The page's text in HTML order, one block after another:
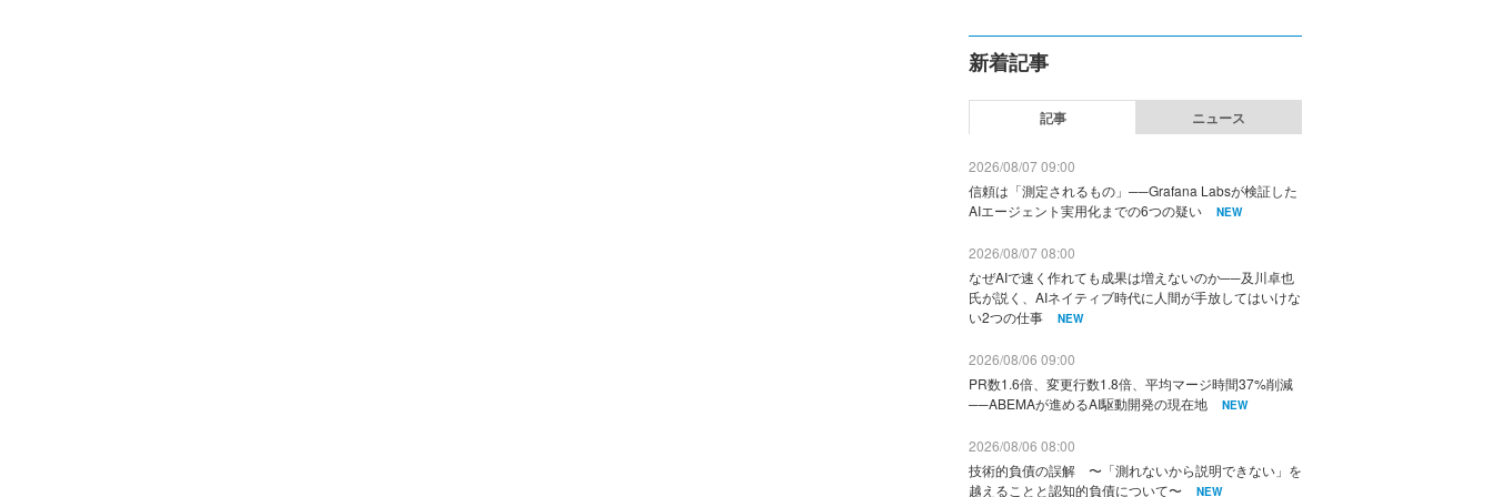
新着記事
記事 ニュース
2026/08/07 09:00
信頼は「測定されるもの」──Grafana Labsが検証した
AIエージェント実用化までの6つの疑い
NEW
2026/08/07 08:00
なぜAIで速く作れても成果は増えないのか──及川卓也
氏が説く、AIネイティブ時代に人間が手放してはいけな
い2つの仕事
NEW
2026/08/06 09:00
PR数1.6倍、変更行数1.8倍、平均マージ時間37%削減
──ABEMAが進めるAI駆動開発の現在地
NEW
2026/08/06 08:00
技術的負債の誤解 〜「測れないから説明できない」を
越えることと認知的負債について〜
NEW